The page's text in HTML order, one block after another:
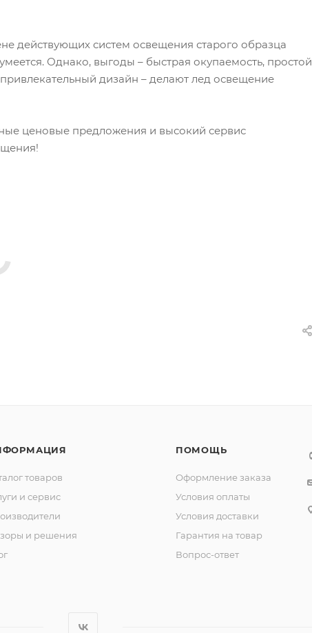
действующих систем освещения старого образца
Однако, выгоды – быстрая окупаемость, простой
дизайн – делают лед освещение
ценовые предложения и высокий сервис
товаров
и сервис
и решения
ПОМОЩЬ
Оформление заказа
Условия оплаты
Условия доставки
Гарантия на товар
Вопрос-ответ